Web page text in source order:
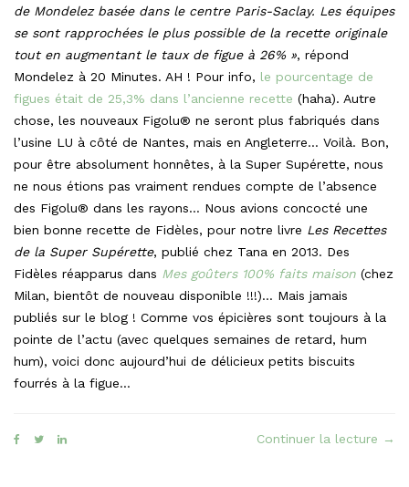
de Mondelez basée dans le centre Paris-Saclay. Les équipes
se sont rapprochées le plus possible de la recette originale
tout en augmentant le taux de figue à 26% », répond
Mondelez à 20 Minutes. AH ! Pour info, le pourcentage de
figues était de 25,3% dans l’ancienne recette (haha). Autre
chose, les nouveaux Figolu® ne seront plus fabriqués dans
l’usine LU à côté de Nantes, mais en Angleterre… Voilà. Bon,
pour être absolument honnêtes, à la Super Supérette, nous
ne nous étions pas vraiment rendues compte de l’absence
des Figolu® dans les rayons… Nous avions concocté une
bien bonne recette de Fidèles, pour notre livre Les Recettes
de la Super Supérette, publié chez Tana en 2013. Des
Fidèles réapparus dans Mes goûters 100% faits maison (chez
Milan, bientôt de nouveau disponible !!!)… Mais jamais
publiés sur le blog ! Comme vos épicières sont toujours à la
pointe de l’actu (avec quelques semaines de retard, hum
hum), voici donc aujourd’hui de délicieux petits biscuits
fourrés à la figue…
Continuer la lecture «
→